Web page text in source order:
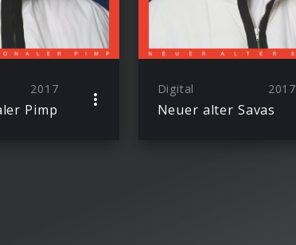
2017
Pimp
Digital 2017
Neuer alter Savas